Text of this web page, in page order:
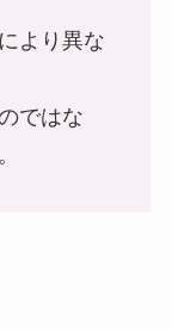
より異な
ではな